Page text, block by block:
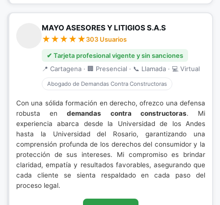
MAYO ASESORES Y LITIGIOS S.A.S
303 Usuarios
✔ Tarjeta profesional vigente y sin sanciones
📍 Cartagena · 🏢 Presencial · 📞 Llamada · 💻 Virtual
Abogado de Demandas Contra Constructoras
Con una sólida formación en derecho, ofrezco una defensa
robusta endemandas contra constructoras. Mi
experiencia abarca desde la Universidad de los Andes
hasta la Universidad del Rosario, garantizando una
comprensión profunda de los derechos del consumidor y la
protección de sus intereses. Mi compromiso es brindar
claridad, empatía y resultados favorables, asegurando que
cada cliente se sienta respaldado en cada paso del
proceso legal.